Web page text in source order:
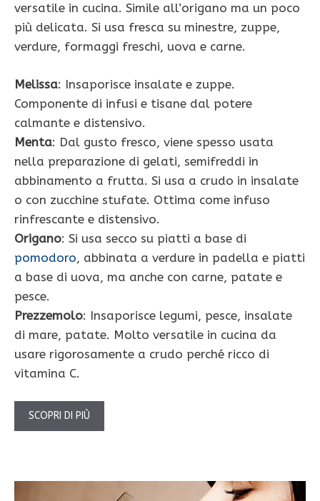
versatile in cucina. Simile all’origano ma un poco
più delicata. Si usa fresca su minestre, zuppe,
verdure, formaggi freschi, uova e carne.
Melissa: Insaporisce insalate e zuppe.
Componente di infusi e tisane dal potere
calmante e distensivo.
Menta: Dal gusto fresco, viene spesso usata
nella preparazione di gelati, semifreddi in
abbinamento a frutta. Si usa a crudo in insalate
o con zucchine stufate. Ottima come infuso
rinfrescante e distensivo.
Origano: Si usa secco su piatti a base di
pomodoro, abbinata a verdure in padella e piatti
a base di uova, ma anche con carne, patate e
pesce.
Prezzemolo: Insaporisce legumi, pesce, insalate
di mare, patate. Molto versatile in cucina da
usare rigorosamente a crudo perché ricco di
vitamina C.
SCOPRI DI PIÙ